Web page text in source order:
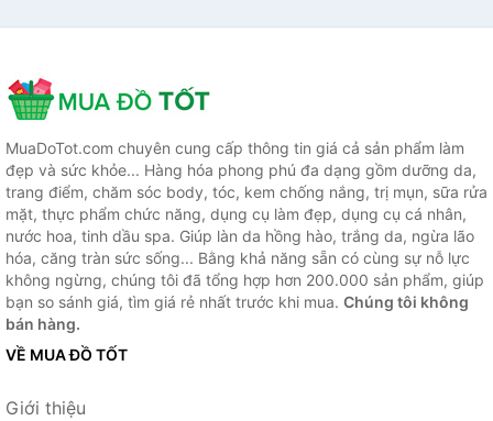
MuaDoTot.com chuyên cung cấp thông tin giá cả sản phẩm làm
đẹp và sức khỏe... Hàng hóa phong phú đa dạng gồm dưỡng da,
trang điểm, chăm sóc body, tóc, kem chống nắng, trị mụn, sữa rửa
mặt, thực phẩm chức năng, dụng cụ làm đẹp, dụng cụ cá nhân,
nước hoa, tinh dầu spa. Giúp làn da hồng hào, trắng da, ngừa lão
hóa, căng tràn sức sống... Bằng khả năng sẵn có cùng sự nỗ lực
không ngừng, chúng tôi đã tổng hợp hơn 200.000 sản phẩm, giúp
bạn so sánh giá, tìm giá rẻ nhất trước khi mua. Chúng tôi không
bán hàng.
VỀ MUA ĐỒ TỐT
Giới thiệu